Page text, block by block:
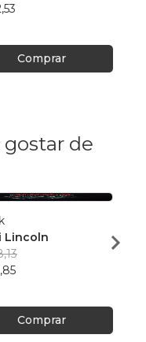
Comprar
de
Lincoln
Comprar
SILVA
R$